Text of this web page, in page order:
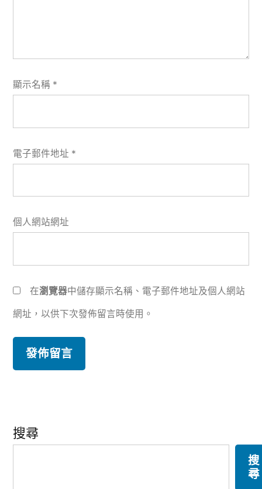
顯示名稱 *
電子郵件地址 *
個人網站網址
在瀏覽器中儲存顯示名稱、電子郵件地址及個人網站
網址，以供下次發佈留言時使用。
搜尋
搜
尋